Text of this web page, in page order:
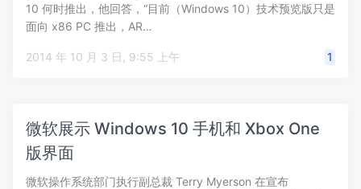
10 何时推出，他回答，“目前（Windows 10）技术预览版只是
面向 x86 PC 推出，AR…
2014 年 10 月 3 日, 9:55 上午 1
微软展示 Windows 10 手机和 Xbox One
版界面
微软操作系统部门执行副总裁 Terry Myerson 在宣布